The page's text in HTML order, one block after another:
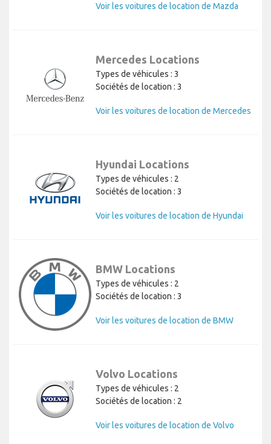
Voir les voitures de location de Mazda
Mercedes Locations
Types de véhicules : 3
Sociétés de location : 3
Voir les voitures de location de Mercedes
Hyundai Locations
Types de véhicules : 2
Sociétés de location : 3
Voir les voitures de location de Hyundai
BMW Locations
Types de véhicules : 2
Sociétés de location : 3
Voir les voitures de location de BMW
Volvo Locations
Types de véhicules : 2
Sociétés de location : 2
Voir les voitures de location de Volvo